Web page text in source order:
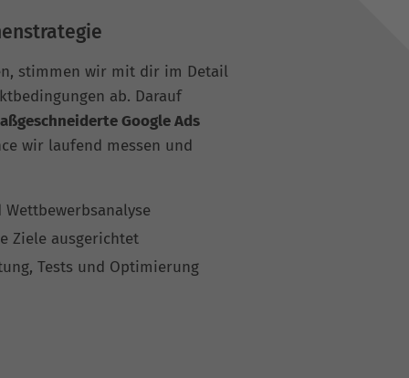
stimmen wir mit dir im Detail
ab. Darauf
Google Ads
wir laufend messen und
Ziele ausgerichtet
Tests und Optimierung